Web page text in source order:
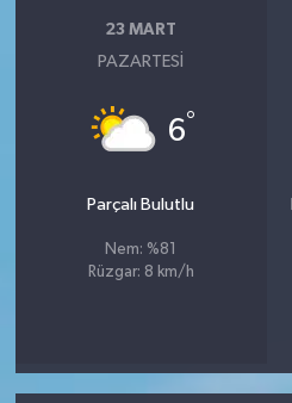
23 MART
PAZARTESI
6°
Parçalı Bulutlu
Nem: %81
Rüzgar: 8 km/h